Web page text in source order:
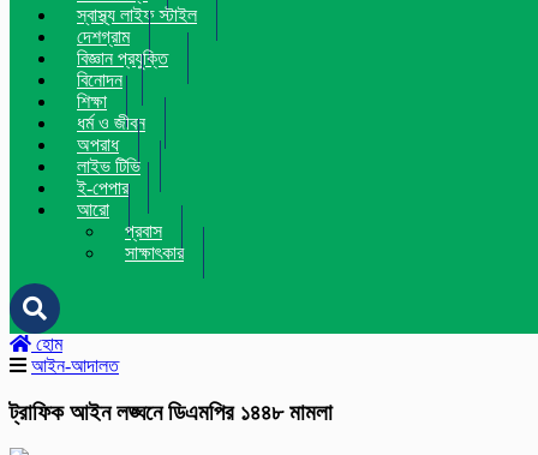
স্বাস্থ্য লাইফ স্টাইল
দেশগ্রাম
বিজ্ঞান প্রযুক্তি
বিনোদন
শিক্ষা
ধর্ম ও জীবন
অপরাধ
লাইভ টিভি
ই-পেপার
আরো
প্রবাস
সাক্ষাৎকার
হোম
আইন-আদালত
ট্রাফিক আইন লঙ্ঘনে ডিএমপির ১৪৪৮ মামলা